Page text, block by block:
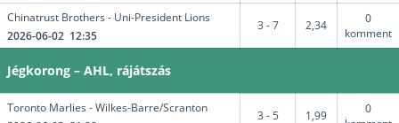
Chinatrust Brothers - Uni-President Lions
2026-06-02 12:35
3 - 7 2,34
0
komment
Jégkorong – AHL, rájátszás
Toronto Marlies - Wilkes-Barre/Scranton
3 - 5 1,99
0